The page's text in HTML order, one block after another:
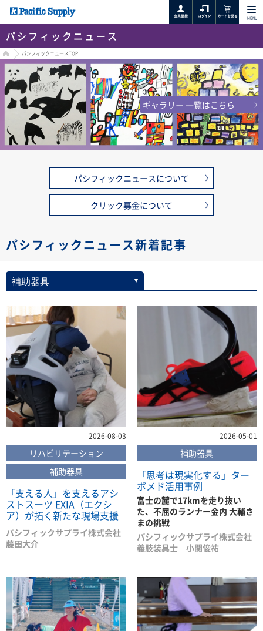
MENU
パシフィックニュース
HOMEパシフィックニュースTOP
ギャラリー 一覧はこちら
パシフィックニュースについて
クリック募金について
パシフィックニュース新着記事
2026-08-03
リハビリテーション
補助器具
「支える人」を支えるアシ
ストスーツ EXIA（エクシ
ア）が拓く新たな現場支援
パシフィックサプライ株式会社
藤田大介
2026-05-01
補助器具
「思考は現実化する」ター
ボメド活用事例
富士の麓で17kmを走り抜い
た、不屈のランナー金内 大輔さ
まの挑戦
パシフィックサプライ株式会社
義肢装具士 小関俊祐